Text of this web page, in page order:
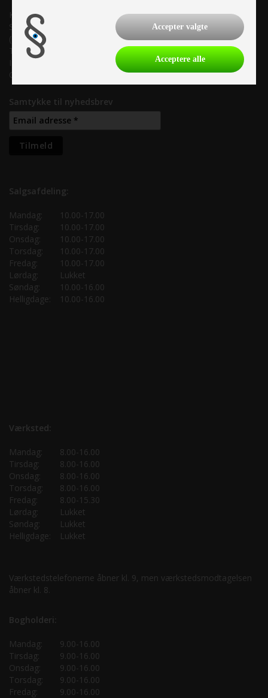
Kronjyllands Camping Center A/S
Suderholmen 10, 8960 Randers SØ
(Lige ud til Grenåvej)
Tlf. +45 87 10 98 70
Info@as-kcc.dk
CVR: 33 38 77 33
Samtykke til nyhedsbrev
Salgsafdeling:
Mandag:
10.00-17.00
Tirsdag:
10.00-17.00
Onsdag:
10.00-17.00
Torsdag:
10.00-17.00
Fredag:
10.00-17.00
Lørdag:
Lukket
Søndag:
10.00-16.00
Helligdage:
10.00-16.00
Værksted:
Mandag:
8.00-16.00
Tirsdag:
8.00-16.00
Onsdag:
8.00-16.00
Torsdag:
8.00-16.00
Fredag:
8.00-15.30
Lørdag:
Lukket
Søndag:
Lukket
Helligdage:
Lukket
Værkstedstelefonerne åbner kl. 9, men værkstedsmodtagelsen
åbner kl. 8.
Bogholderi:
Mandag:
9.00-16.00
Tirsdag:
9.00-16.00
Onsdag:
9.00-16.00
Torsdag:
9.00-16.00
Fredag:
9.00-16.00
Accepter valgte
Acceptere alle